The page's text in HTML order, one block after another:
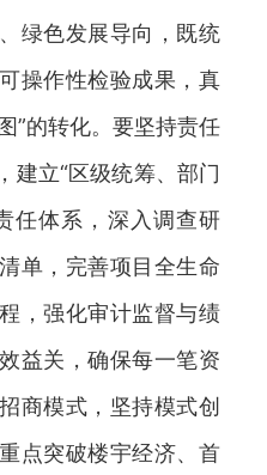
绿色发展导向，既统
操作性检验成果，真
”的转化。要坚持责任
建立“区级统筹、部门
任体系，深入调查研
单，完善项目全生命
，强化审计监督与绩
益关，确保每一笔资
商模式，坚持模式创
点突破楼宇经济、首